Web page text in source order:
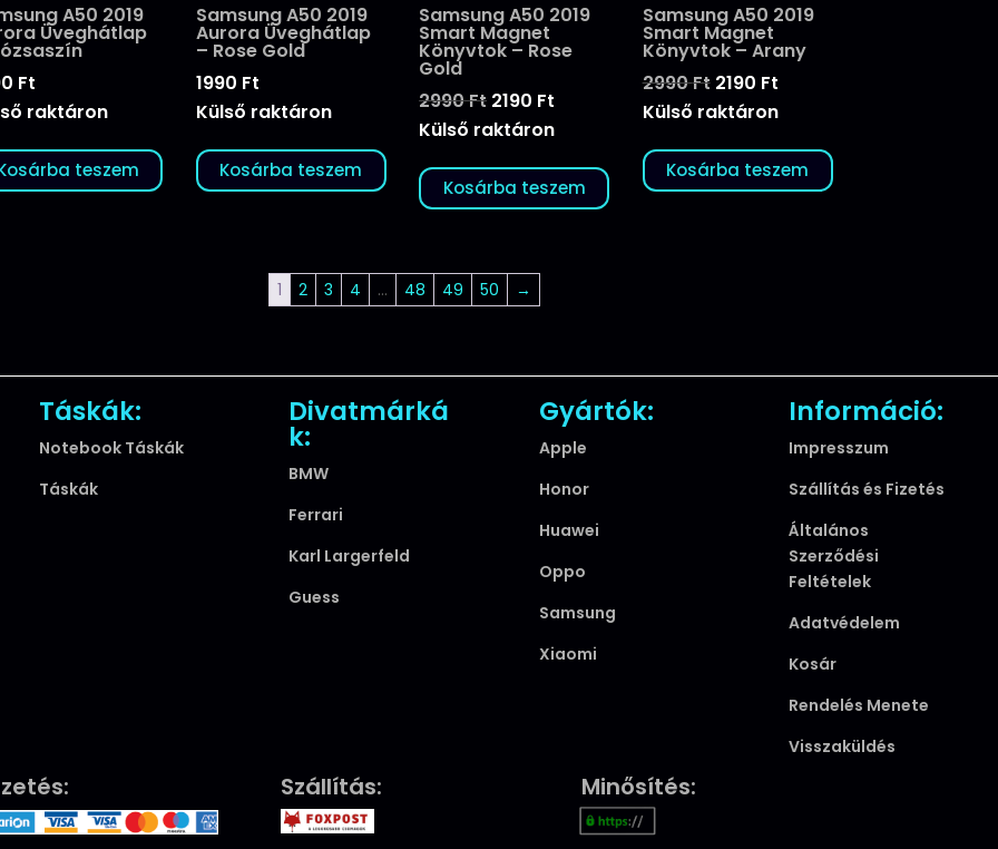
A50 2019
Üveghátlap
Ft
raktáron
teszem
Samsung A50 2019
Aurora Üveghátlap
– Rose Gold
1990 Ft
Külső raktáron
Kosárba teszem
Samsung A50 2019
Smart Magnet
Könyvtok – Rose
Gold
2990Ft Original
price
2990 Ft.
2190 Ft
price
2190 Ft.
Külső raktáron
Kosárba teszem
Samsung A50 2019
Smart Magnet
Könyvtok – Arany
2990Ft Original
price
2990 Ft.
2190 FtCurrent
price
2190 Ft.
Külső raktáron
Kosárba teszem
1 2 3 4 … 48 49 50 →
Táskák:
Notebook Táskák
Táskák
Divatmárká
k:
BMW
Ferrari
Karl Largerfeld
Guess
Gyártók:
Apple
Honor
Huawei
Oppo
Samsung
Xiaomi
Információ:
Impresszum
Szállítás és Fizetés
Általános
Szerződési
Feltételek
Adatvédelem
Kosár
Rendelés Menete
Visszaküldés
Szállítás: Minősítés: